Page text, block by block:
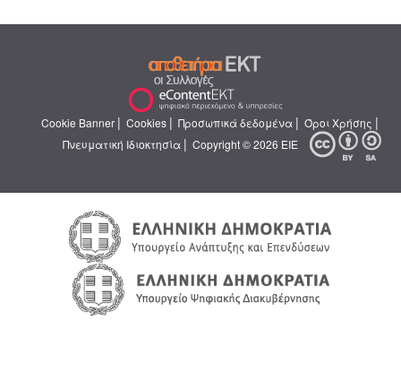
Cookie Banner | Cookies | Προσωπικά δεδομένα | Όροι Χρήσης |
Πνευματική Ιδιοκτησία | Copyright © 2026 ΕΙΕ